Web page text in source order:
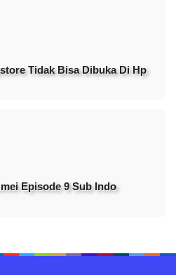
Tidak Bisa Dibuka Di Hp
Episode 9 Sub Indo